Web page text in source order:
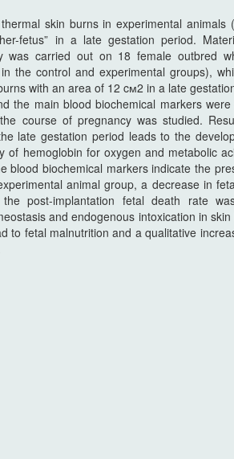
skin burns in experimental animals
fetus” in a late gestation period.
was carried out on 18 female outbred
the control and experimental groups),
with an area of 12 cм2 in a late
the main blood biochemical markers were
course of pregnancy was studied.
late gestation period leads to the
of hemoglobin for oxygen and metabolic
blood biochemical markers indicate the
animal group, a decrease in
post-implantation fetal death rate
and endogenous intoxication in skin
to fetal malnutrition and a qualitative